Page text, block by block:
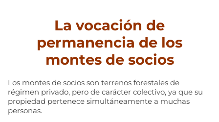
La vocación de
permanencia de los
montes de socios
Los montes de socios son terrenos forestales de
régimen privado, pero de carácter colectivo, ya que su
propiedad pertenece simultáneamente a muchas
personas.